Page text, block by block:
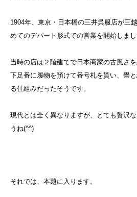
1904年、東京・日本橋の三井呉服店が三
めてのデパート形式での営業を開始しまし
当時の店は２階建てで日本商家の古風さ
下足番に履物を預けて番号札を貰い、畳
る仕組みだったそうです。
現代とは全く異なりますが、とても贅沢
うね(^^)
それでは、本題に入ります。